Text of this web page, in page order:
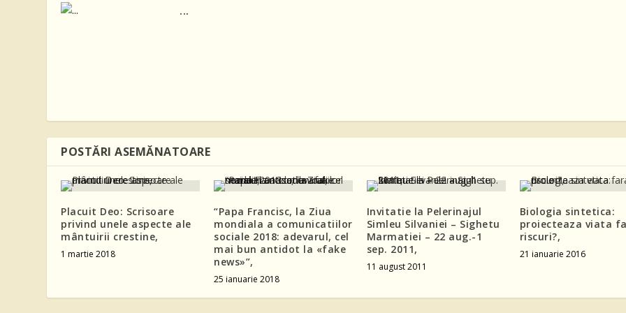
...
POSTĂRI ASEMĂNATOARE
Placuit Deo: Scrisoare
privind unele aspecte ale
mântuirii crestine,
1 martie 2018
“Papa Francisc, la Ziua
mondiala a comunicatiilor
sociale 2018: adevarul, cel
mai bun antidot la «fake
news»”,
25 ianuarie 2018
Invitatie la Pelerinajul
Simleu Silvaniei – Sighetu
Marmatiei – 22 aug.-1
sep. 2011,
11 august 2011
Biologia sintetica:
proiecteaza viata
riscuri?,
21 ianuarie 2016